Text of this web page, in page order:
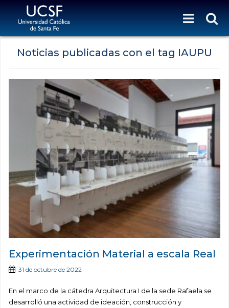
Noticias publicadas con el tag IAUPU
Experimentación Material a escala Real
31 de octubre de 2022
En el marco de la cátedra Arquitectura I de la sede Rafaela se
desarrolló una actividad de ideación, construcción y